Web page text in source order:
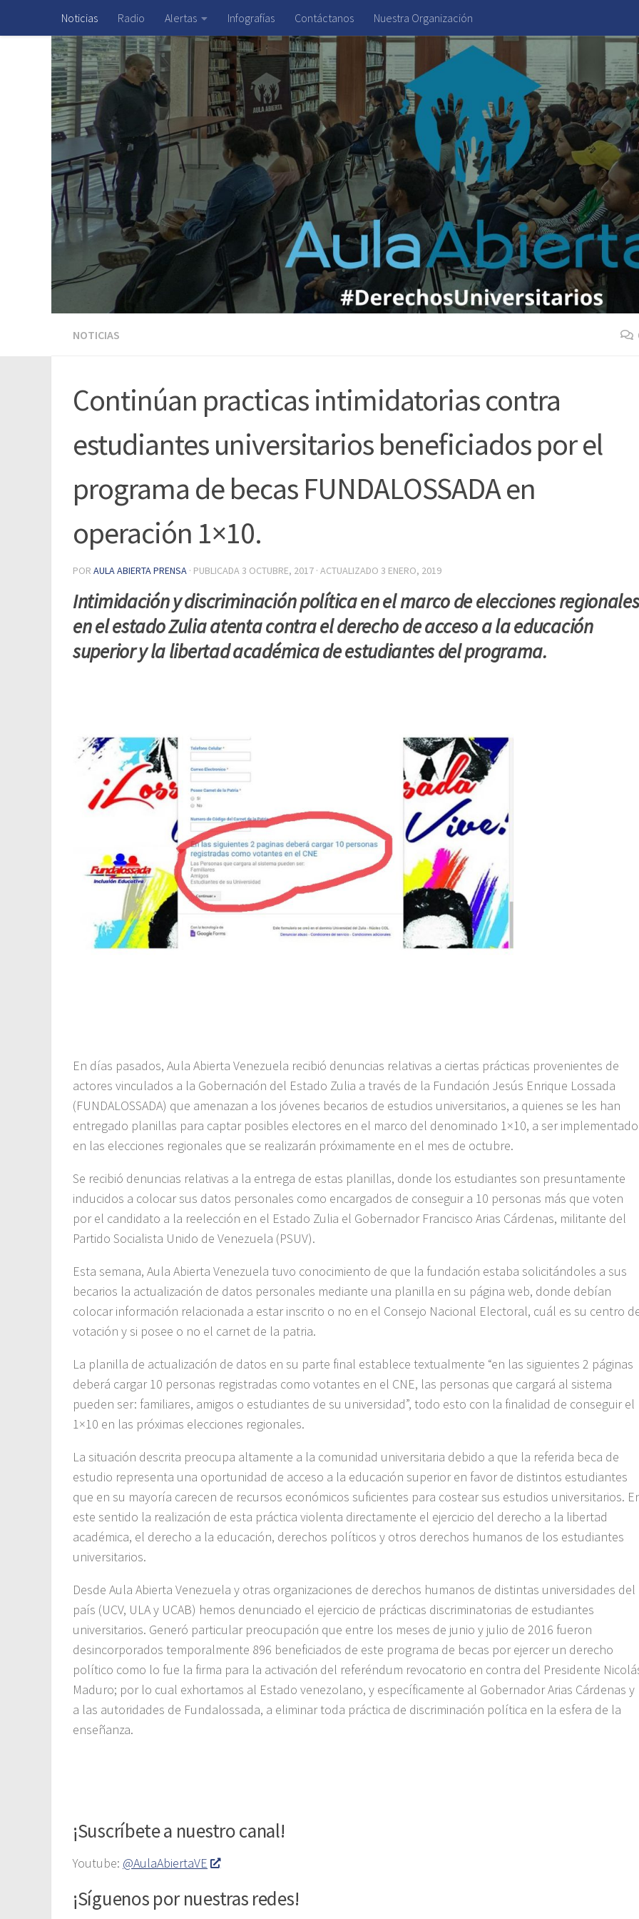
Saltar al contenido
Noticias Radio Alertas Infografías Contáctanos Nuestra Organización
NOTICIAS
Continúan practicas intimidatorias contra
estudiantes universitarios beneficiados por el
programa de becas FUNDALOSSADA en
operación 1×10.
POR AULA ABIERTA PRENSA · PUBLICADA3 OCTUBRE, 2017 · ACTUALIZADO 3 ENERO, 2019
Intimidación y discriminación política en el marco de elecciones regionales
en el estado Zulia atenta contra el derecho de acceso a la educación
superior y la libertad académica de estudiantes del programa.
En días pasados, Aula Abierta Venezuela recibió denuncias relativas a ciertas prácticas provenientes de
actores vinculados a la Gobernación del Estado Zulia a través de la Fundación Jesús Enrique Lossada
(FUNDALOSSADA) que amenazan a los jóvenes becarios de estudios universitarios, a quienes se les han
entregado planillas para captar posibles electores en el marco del denominado 1×10, a ser implementado
en las elecciones regionales que se realizarán próximamente en el mes de octubre.
Se recibió denuncias relativas a la entrega de estas planillas, donde los estudiantes son presuntamente
inducidos a colocar sus datos personales como encargados de conseguir a 10 personas más que voten
por el candidato a la reelección en el Estado Zulia el Gobernador Francisco Arias Cárdenas, militante del
Partido Socialista Unido de Venezuela (PSUV).
Esta semana, Aula Abierta Venezuela tuvo conocimiento de que la fundación estaba solicitándoles a sus
becarios la actualización de datos personales mediante una planilla en su página web, donde debían
colocar información relacionada a estar inscrito o no en el Consejo Nacional Electoral, cuál es su centro
votación y si posee o no el carnet de la patria.
La planilla de actualización de datos en su parte final establece textualmente “en las siguientes 2 páginas
deberá cargar 10 personas registradas como votantes en el CNE, las personas que cargará al sistema
pueden ser: familiares, amigos o estudiantes de su universidad”, todo esto con la finalidad de conseguir el
1×10 en las próximas elecciones regionales.
La situación descrita preocupa altamente a la comunidad universitaria debido a que la referida beca de
estudio representa una oportunidad de acceso a la educación superior en favor de distintos estudiantes
que en su mayoría carecen de recursos económicos suficientes para costear sus estudios universitarios.
este sentido la realización de esta práctica violenta directamente el ejercicio del derecho a la libertad
académica, el derecho a la educación, derechos políticos y otros derechos humanos de los estudiantes
universitarios.
Desde Aula Abierta Venezuela y otras organizaciones de derechos humanos de distintas universidades del
país (UCV, ULA y UCAB) hemos denunciado el ejercicio de prácticas discriminatorias de estudiantes
universitarios. Generó particular preocupación que entre los meses de junio y julio de 2016 fueron
desincorporados temporalmente 896 beneficiados de este programa de becas por ejercer un derecho
político como lo fue la firma para la activación del referéndum revocatorio en contra del Presidente
Maduro; por lo cual exhortamos al Estado venezolano, y específicamente al Gobernador Arias Cárdenas y
a las autoridades de Fundalossada, a eliminar toda práctica de discriminación política en la esfera de la
enseñanza.
¡Suscríbete a nuestro canal!
Youtube: @AulaAbiertaVE
¡Síguenos por nuestras redes!